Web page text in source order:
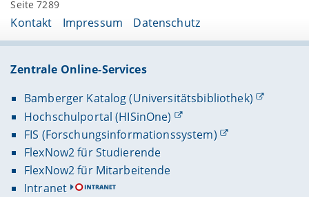
Seite 7289
Kontakt Impressum Datenschutz
Zentrale Online-Services
Bamberger Katalog (Universitätsbibliothek)
Hochschulportal (HISinOne)
FIS (Forschungsinformationssystem)
FlexNow2 für Studierende
FlexNow2 für Mitarbeitende
Intranet